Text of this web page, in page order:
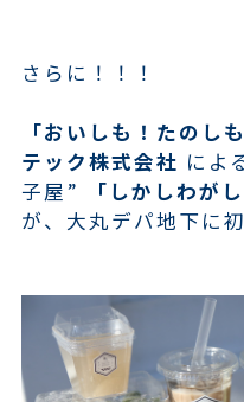
さらに！！！
「おいしも！たのし
テック株式会社 によ
子屋”
「しかしわがし
が、大丸デパ地下に